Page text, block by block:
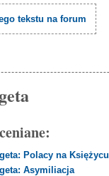
tekstu na forum
Polacy na Księżycu
Asymiliacja